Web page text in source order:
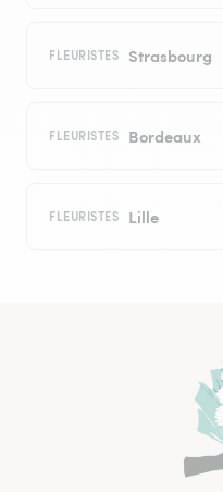
FLEURISTES Strasbourg
FLEURISTES Bordeaux
FLEURISTES Lille